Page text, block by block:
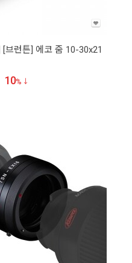
[브런튼] 에코 줌 10-30x21
10%